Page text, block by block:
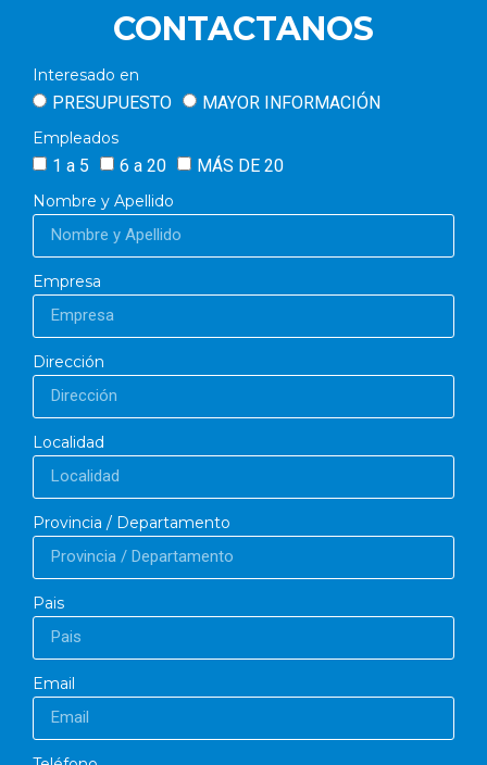
CONTACTANOS
Interesado en
PRESUPUESTO MAYOR INFORMACIÓN
Empleados
1 a 5 6 a 20 MÁS DE 20
Nombre y Apellido
Empresa
Dirección
Localidad
Provincia / Departamento
Pais
Email